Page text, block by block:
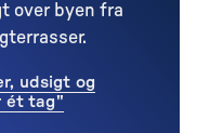
over byen fra
udsigt og
ét tag"